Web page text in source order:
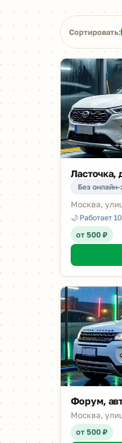
Сортировать:
Ласточка,
Без онлайн-
Москва,
🌙 Работает
от 500 ₽
Форум,
Москва,
от 500 ₽